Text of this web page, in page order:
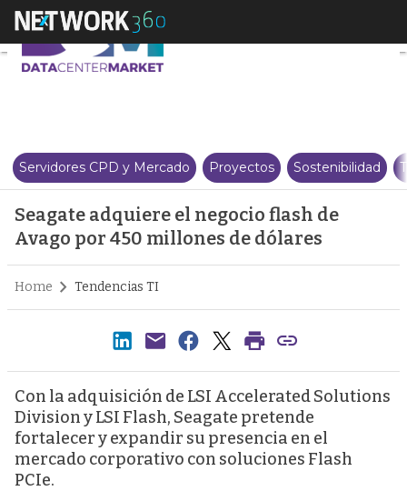
Seagate adquiere el negocio
Servidores CPD y Mercado Proyectos Sostenibilidad
Seagate adquiere el negocio flash de
Avago por 450 millones de dólares
Home Tendencias TI
Con la adquisición de LSI Accelerated Solutions
Division y LSI Flash, Seagate pretende
fortalecer y expandir su presencia en el
mercado corporativo con soluciones Flash
PCIe.